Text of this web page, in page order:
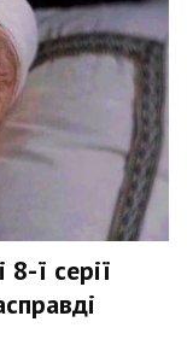
ї серії